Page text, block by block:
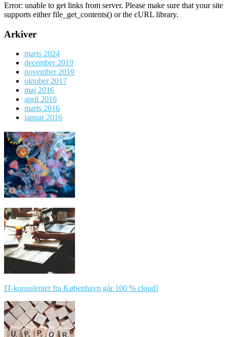
Error: unable to get links from server. Please make sure that your site
supports either file_get_contents() or the cURL library.
Arkiver
marts 2024
december 2019
november 2019
oktober 2017
maj 2016
april 2016
marts 2016
januar 2016
IT-konsulenter fra København går 100 % cloud!